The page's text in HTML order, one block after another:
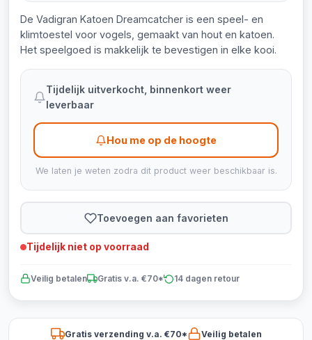
De Vadigran Katoen Dreamcatcher is een speel- en
klimtoestel voor vogels, gemaakt van hout en katoen.
Het speelgoed is makkelijk te bevestigen in elke kooi.
Tijdelijk uitverkocht, binnenkort weer
leverbaar
Hou me op de hoogte
We laten je weten zodra dit product weer beschikbaar is.
Toevoegen aan favorieten
Tijdelijk niet op voorraad
Veilig betalen Gratis v.a. €70* 14 dagen retour
Gratis verzending v.a. €70*
Veilig betalen